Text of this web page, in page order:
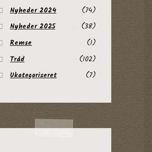
Nyheder 2024
(74)
Nyheder 2025
(38)
Remse
(1)
Tråd
(102)
Ukategoriseret
(7)